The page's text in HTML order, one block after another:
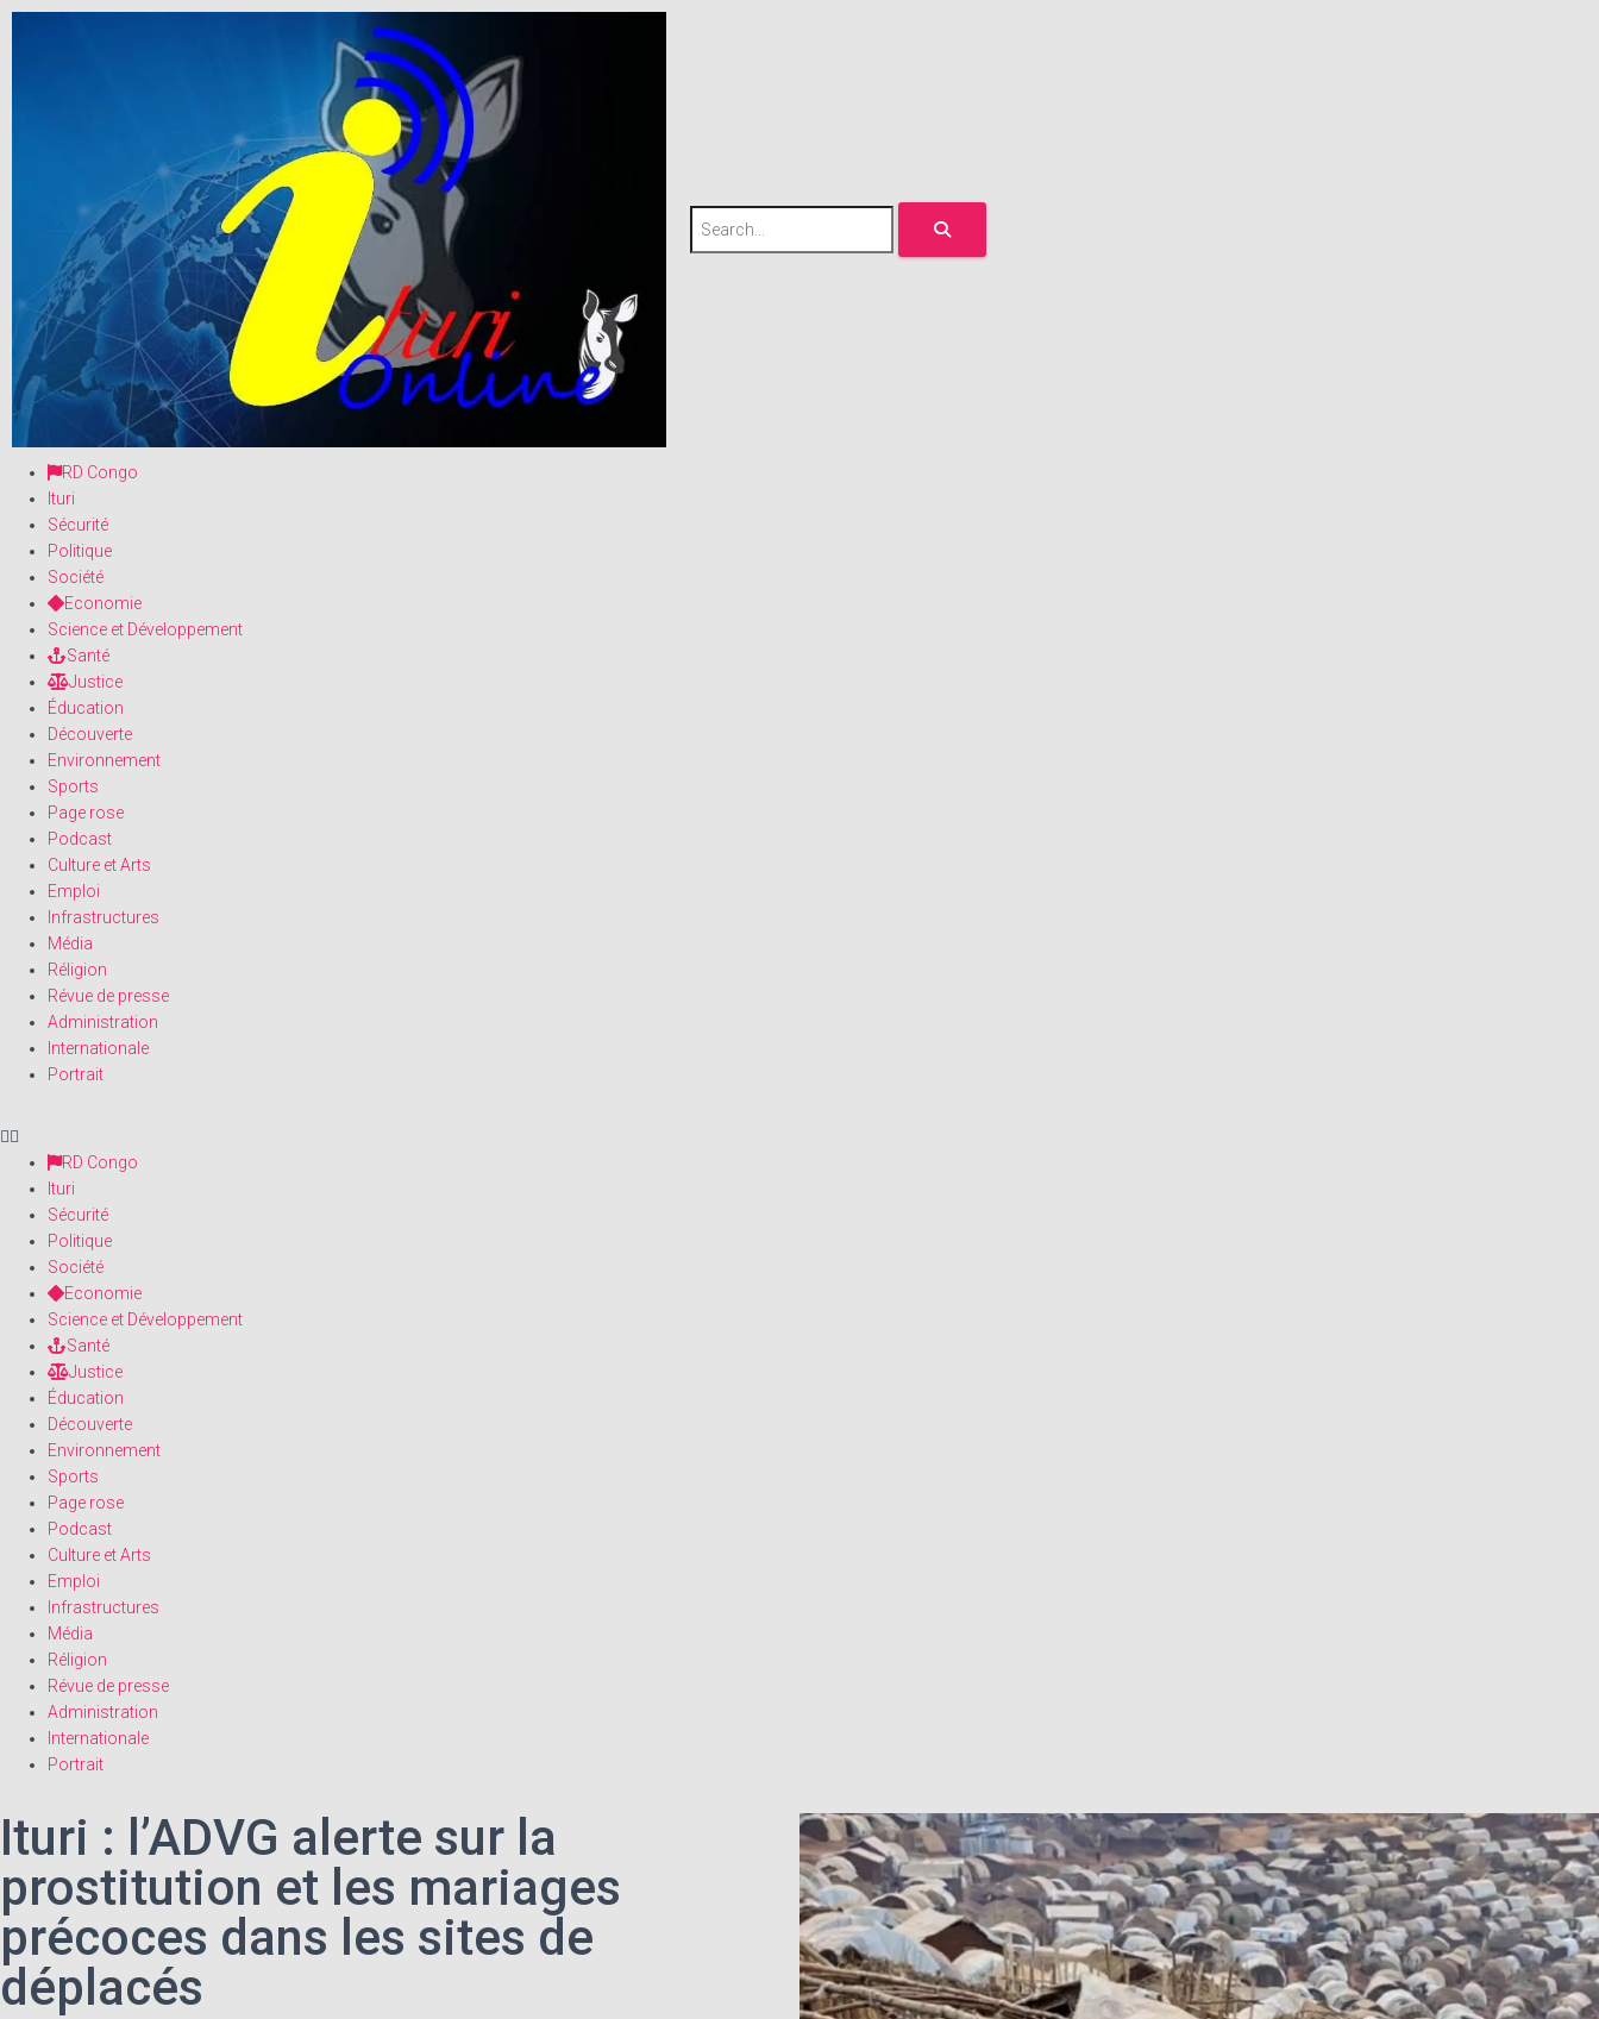
RD Congo
Ituri
Sécurité
Politique
Société
Economie
Science et Développement
Santé
Justice
Éducation
Découverte
Environnement
Sports
Page rose
Podcast
Culture et Arts
Emploi
Infrastructures
Média
Réligion
Révue de presse
Administration
Internationale
Portrait
RD Congo
Ituri
Sécurité
Politique
Société
Economie
Science et Développement
Santé
Justice
Éducation
Découverte
Environnement
Sports
Page rose
Podcast
Culture et Arts
Emploi
Infrastructures
Média
Réligion
Révue de presse
Administration
Internationale
Portrait
Ituri : l’ADVG alerte sur la
prostitution et les mariages
précoces dans les sites de
déplacés